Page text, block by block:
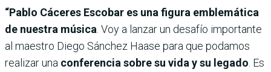
“Pablo Cáceres Escobar es una figura emblemática
de nuestra música . Voy a lanzar un desafío importante
al maestro Diego Sánchez Haase para que podamos
realizar una conferencia sobre su vida y su legado . Es